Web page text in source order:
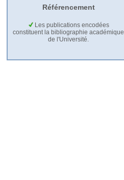
Référencement
Les publications encodées
constituent la bibliographie académique
de l'Université.